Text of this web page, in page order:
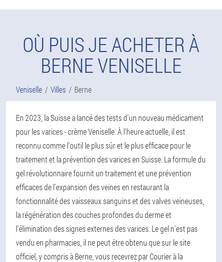
OÙ PUIS JE ACHETER À
BERNE VENISELLE
Veniselle Villes Berne
En 2023, la Suisse a lancé des tests d'un nouveau médicament
pour les varices - crème Veniselle. À l'heure actuelle, il est
reconnu comme l'outil le plus sûr et le plus efficace pour le
traitement et la prévention des varices en Suisse. La formule du
gel révolutionnaire fournit un traitement et une prévention
efficaces de l'expansion des veines en restaurant la
fonctionnalité des vaisseaux sanguins et des valves veineuses,
la régénération des couches profondes du derme et
l'élimination des signes externes des varices. Le gel n'est pas
vendu en pharmacies, il ne peut être obtenu que sur le site
officiel, y compris à Berne, vous recevrez par Courier à la